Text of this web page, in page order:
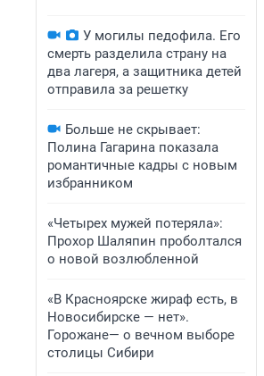
У могилы педофила. Его
смерть разделила страну на
два лагеря, а защитника детей
отправила за решетку
Больше не скрывает:
Полина Гагарина показала
романтичные кадры с новым
избранником
«Четырех мужей потеряла»:
Прохор Шаляпин проболтался
о новой возлюбленной
«В Красноярске жираф есть, в
Новосибирске — нет».
Горожане— о вечном выборе
столицы Сибири